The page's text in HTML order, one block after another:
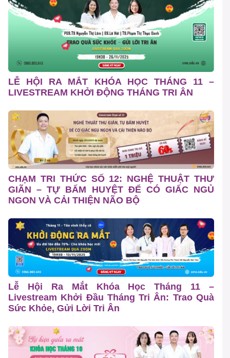
LỄ HỘI RA MẮT KHÓA HỌC THÁNG 11 –
LIVESTREAM KHỞI ĐỘNG THÁNG TRI ÂN
CHẠM TRI THỨC SỐ 12: NGHỆ THUẬT THƯ
GIÃN – TỰ BẤM HUYỆT ĐỂ CÓ GIẤC NGỦ
NGON VÀ CẢI THIỆN NÃO BỘ
Lễ Hội Ra Mắt Khóa Học Tháng 11 –
Livestream Khởi Đầu Tháng Tri Ân: Trao Quà
Sức Khỏe, Gửi Lời Tri Ân